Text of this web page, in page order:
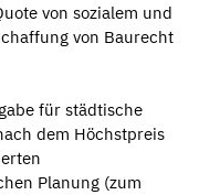
von sozialem und
von Baurecht
für städtische
dem Höchstpreis
Planung (zum